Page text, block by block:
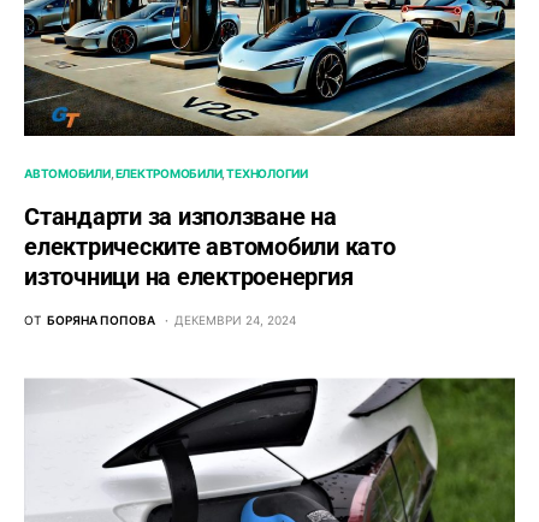
АВТОМОБИЛИ ЕЛЕКТРОМОБИЛИ ТЕХНОЛОГИИ
Стандарти за използване на
електрическите автомобили като
източници на електроенергия
ОТ БОРЯНА ПОПОВА ДЕКЕМВРИ 24, 2024